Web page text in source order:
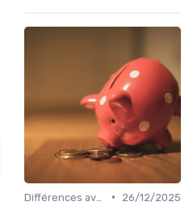
•
26/12/2025